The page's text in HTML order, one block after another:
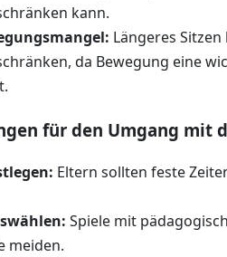
kann.
Längeres
da Bewegung eine
für den Umgang mit
Eltern sollten feste
Spiele mit
meiden.